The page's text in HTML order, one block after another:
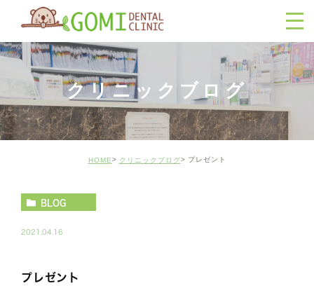
クリニックブログ
HOME クリニックブログ プレゼント
BLOG
2021.04.16
プレゼント